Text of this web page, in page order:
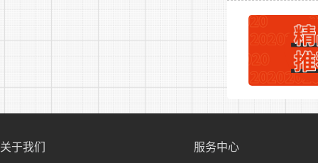
3.应
(1)身
关于我们 服务中心